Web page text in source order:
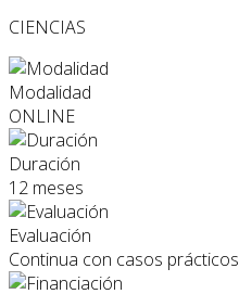
CIENCIAS
Modalidad
ONLINE
Duración
12 meses
Evaluación
Continua con casos prácticos